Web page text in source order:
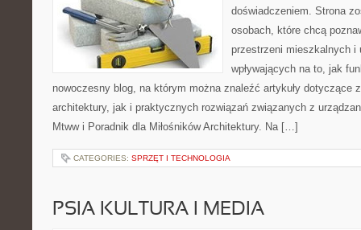
doświadczeniem. Strona
osobach, które chcą
przestrzeni mieszkalnych i
wpływających na to, jak
nowoczesny blog, na którym można znaleźć artykuły dotyczące
architektury, jak i praktycznych rozwiązań związanych z
Mtww i Poradnik dla Miłośników Architektury. Na […]
CATEGORIES: SPRZĘT I TECHNOLOGIA
PSIA KULTURA I MEDIA